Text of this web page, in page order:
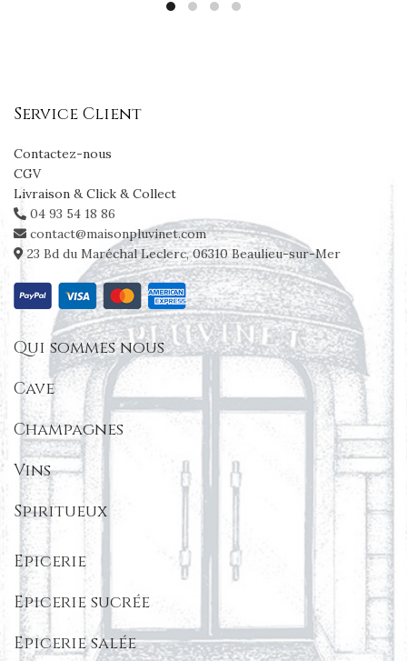
Service Client
Contactez-nous
CGV
Livraison & Click & Collect
04 93 54 18 86
contact@maisonpluvinet.com
23 Bd du Maréchal Leclerc, 06310 Beaulieu-sur-Mer
Qui sommes nous
Cave
Champagnes
Vins
Spiritueux
Epicerie
Epicerie sucrée
Epicerie salée